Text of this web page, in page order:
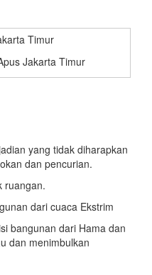
Jakarta Timur
yang tidak diharapkan
dan pencurian.
ruangan.
dari cuaca Ekstrim
bangunan dari Hama dan
dan menimbulkan